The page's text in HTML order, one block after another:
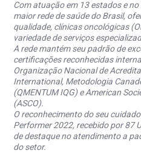
Com atuação em 13 estados e no
maior rede de saúde do Brasil,
qualidade, clínicas oncológicas
variedade de serviços
A rede mantém seu padrão de
certificações reconhecidas
Organização Nacional de
International, Metodologia
(QMENTUM IQG) e American
(ASCO).
O reconhecimento do seu
Performer 2022, recebido por 87
de destaque no atendimento a
do setor.